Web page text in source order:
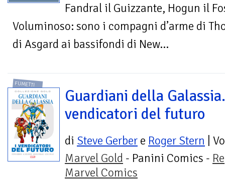
Fandral il Guizzante, Hogun il
Voluminoso: sono i compagni d’arme di
di Asgard ai bassifondi di New...
FUMETTI
Guardiani della
vendicatori del futuro
di Steve Gerber e Roger Stern |
Marvel Gold - Panini Comics -
Marvel Comics